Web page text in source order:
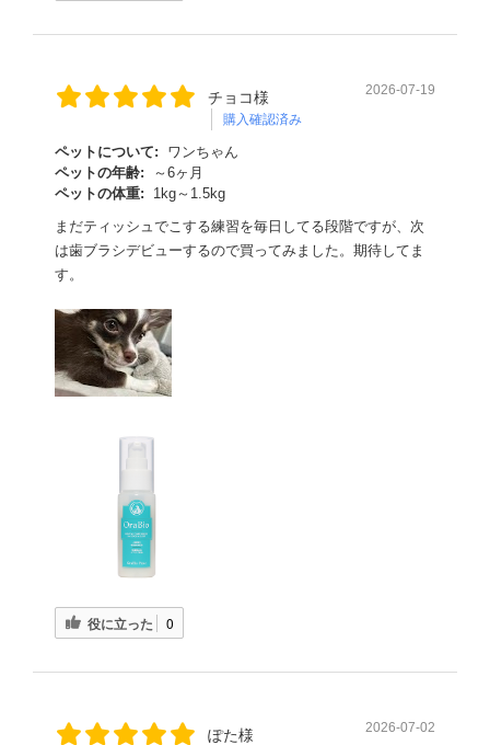
チョコ様
購入確認済み
2026-07-19
ペットについて:
ワンちゃん
ペットの年齢:
～6ヶ月
ペットの体重:
1kg～1.5kg
まだティッシュでこする練習を毎日してる段階ですが、次
は歯ブラシデビューするので買ってみました。期待してま
す。
役に立った 0
ぽた様 2026-07-02